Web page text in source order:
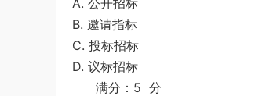
A. 公开招标
B. 邀请指标
C. 投标招标
D. 议标招标
满分：5 分